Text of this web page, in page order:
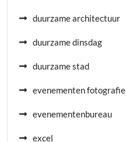
duurzame architectuur
duurzame dinsdag
duurzame stad
evenementen fotografie
evenementenbureau
excel